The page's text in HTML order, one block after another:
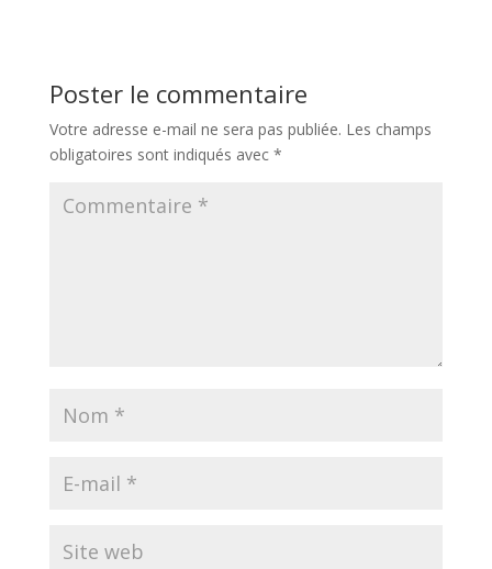
Poster le commentaire
Votre adresse e-mail ne sera pas publiée. Les champs
obligatoires sont indiqués avec *